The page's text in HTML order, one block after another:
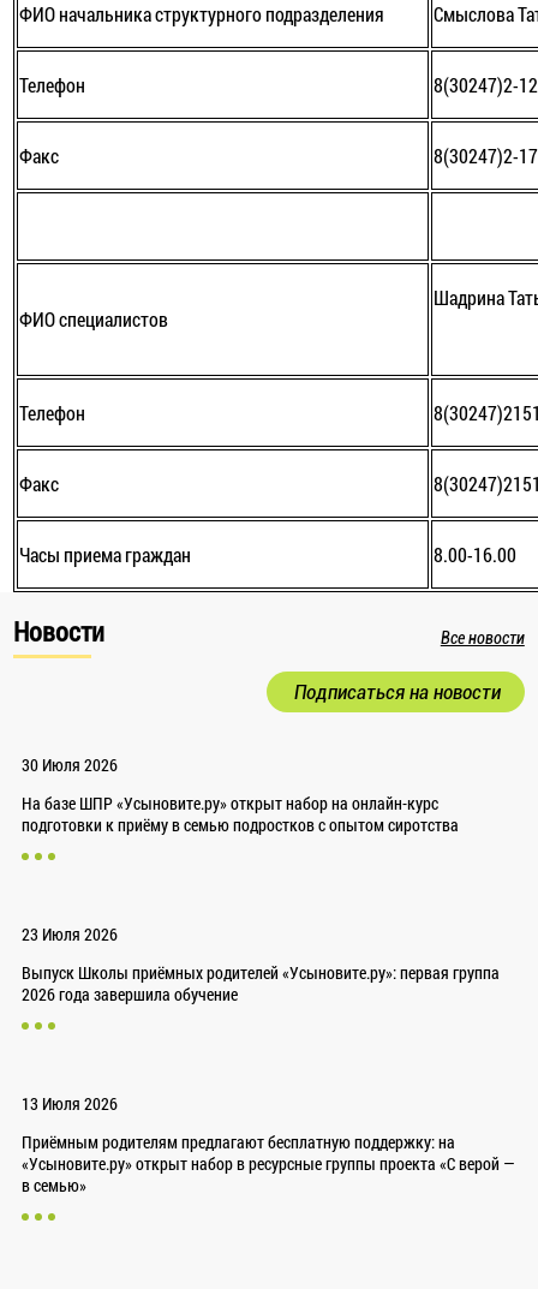
ФИО начальника структурного подразделения Смыслова
Телефон 8(30247)2-
Факс 8(30247)2-
ФИО специалистов
Шадрина
Телефон
Факс
Часы приема граждан 8.00-16.00
Новости Все новости
Подписаться на новости
30 Июля 2026
На базе ШПР «Усыновите.ру» открыт набор на онлайн-курс
подготовки к приёму в семью подростков с опытом сиротства
23 Июля 2026
Выпуск Школы приёмных родителей «Усыновите.ру»: первая группа
2026 года завершила обучение
13 Июля 2026
Приёмным родителям предлагают бесплатную поддержку: на
«Усыновите.ру» открыт набор в ресурсные группы проекта «С верой —
в семью»